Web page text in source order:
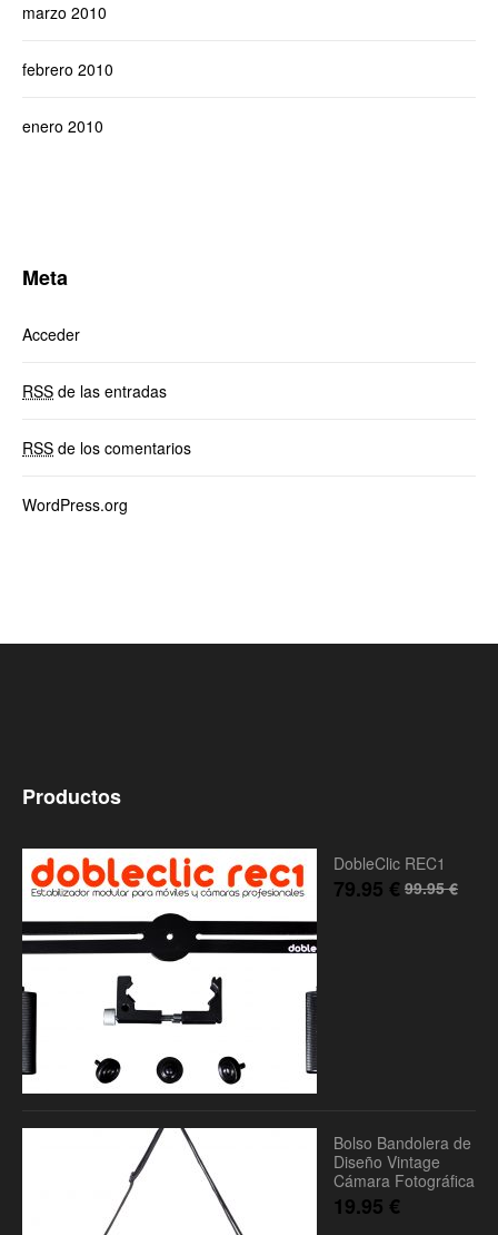
marzo 2010
febrero 2010
enero 2010
Meta
Acceder
RSS de las entradas
RSS de los comentarios
WordPress.org
Productos
DobleClic REC1
99.95€
79.95 €
Bolso Bandolera de
Diseño Vintage
Cámara Fotográfica
19.95 €